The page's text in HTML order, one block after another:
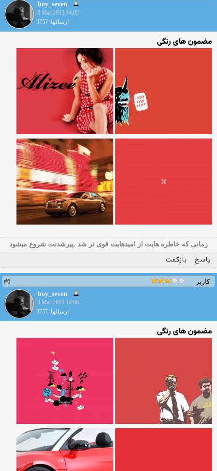
boy_seven
3 Mar 2013 14:02
ارسالها: 3757
مضمون های رنگی
زمانی که خاطره هایت از امیدهایت قوی تر شد .پیرشدنت شروع میشود
پاسخ بازگفت
کاربر
#6
boy_seven
3 Mar 2013 14:06
ارسالها: 3757
مضمون های رنگی